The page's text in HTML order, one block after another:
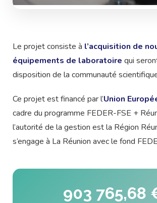
Le projet consiste à l’acquisition de
équipements de laboratoire qui
disposition de la communauté
Ce projet est financé par l’Union
cadre du programme FEDER-FSE +
l’autorité de la gestion est la Région
s’engage à La Réunion avec le fond
903 765,68